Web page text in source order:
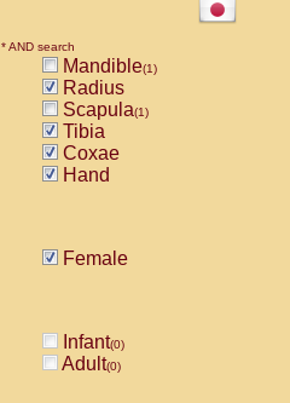
* AND search
Mandible(1)
Radius
Scapula(1)
Tibia
Coxae
Hand
Female
Infant(0)
Adult(0)